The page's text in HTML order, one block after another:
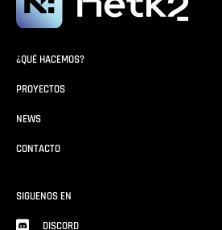
¿QUÉ HACEMOS?
PROYECTOS
NEWS
CONTACTO
SIGUENOS EN
DISCORD